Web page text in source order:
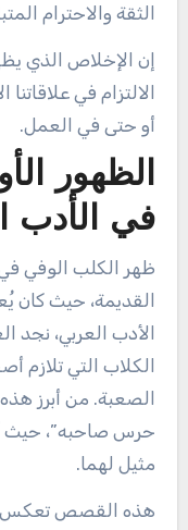
الثقة والاحترام
إن الإخلاص الذي
الالتزام في
أو حتى في العمل.
الظهور
في الأدب
ظهر الكلب الوفي
القديمة، حيث كان
الأدب العربي،
الكلاب التي تلازم
الصعبة. من أبرز
حرس صاحبه”، حيث
مثيل لهما.
هذه القصص تعكس